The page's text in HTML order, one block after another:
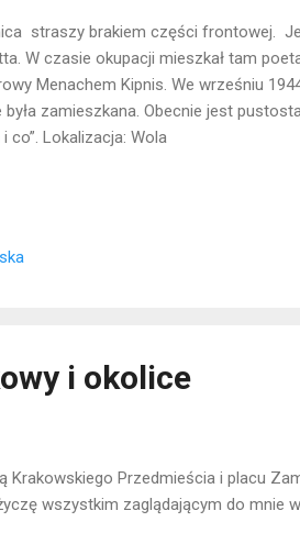
straszy brakiem części frontowej.
W czasie okupacji mieszkał tam
Menachem Kipnis. We wrześniu
zamieszkana. Obecnie jest
co”. Lokalizacja: Wola
i okolice
Krakowskiego Przedmieścia i placu
wszystkim zaglądającym do mnie